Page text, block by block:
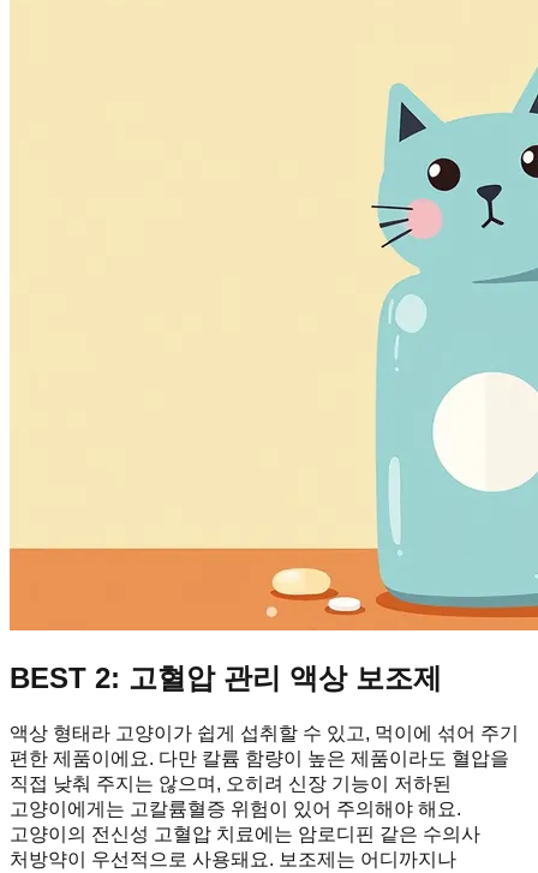
BEST 2: 고혈압 관리 액상 보조제
액상 형태라 고양이가 쉽게 섭취할 수 있고, 먹이에 섞어 주기
편한 제품이에요. 다만 칼륨 함량이 높은 제품이라도 혈압을
직접 낮춰 주지는 않으며, 오히려 신장 기능이 저하된
고양이에게는 고칼륨혈증 위험이 있어 주의해야 해요.
고양이의 전신성 고혈압 치료에는 암로디핀 같은 수의사
처방약이 우선적으로 사용돼요. 보조제는 어디까지나